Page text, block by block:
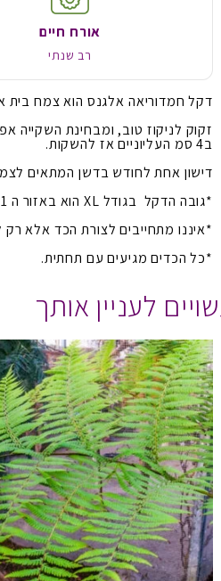
אורח חיים
רב שנתי
דקל חמדוריאה אלגנס הוא צמח בית
זקוק לניקוז טוב, ומבחינת השקייה
ב4 סמ העליוניים אז להשקות.
דישון אחת לחודש בדשן המתאים
*גובה הדקל בגודל XL הוא באזור ה 1 מטר.
*איננו מתחייבים לצורת הכד אלא
*כל הכדים מגיעים עם תחתית.
לעניין אותך